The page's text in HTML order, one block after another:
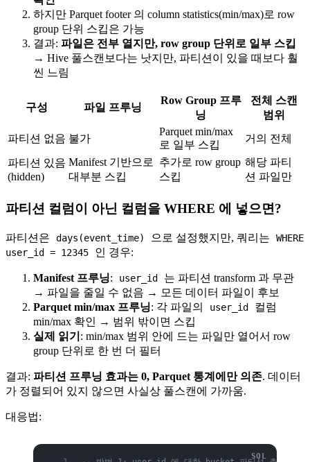
하지만 Parquet footer 의 column statistics(min/max)로 row
group 단위 스킵은 가능
결과: 파일은 전부 열지만, row group 단위로 일부 스킵
→ Hive 풀스캔보다는 낫지만, 파티션이 있을 때보다 훨
씬 느림
구성 파일 프루닝
Row Group 프루
닝
전체 스캔
범위
파티션 없음 불가
Parquet min/max
로 일부 스킵
거의 전체
파티션 있음
(hidden)
Manifest 기반으로
대부분 스킵
추가로 row group
스킵
해당 파티
션 파일만
파티션 컬럼이 아닌 컬럼을 WHERE 에 넣으면?
파티션은 days(event_time) 으로 설정했지만, 쿼리는
WHERE
user_id = 12345
인 경우:
Manifest 프루닝: user_id
는 파티션 transform 과 무관
→ 파일을 줄일 수 없음 → 모든 데이터 파일이 후보
Parquet min/max 프루닝: 각 파일의 user_id
컬럼
min/max 확인 → 범위 밖이면 스킵
실제 읽기 : min/max 범위 안에 드는 파일만 열어서 row
group 단위로 한 번 더 필터
결과: 파티션 프루닝 효과는 0, Parquet 통계에만 의존. 데이터
가 정렬되어 있지 않으면 사실상 풀스캔에 가까움.
대응법: